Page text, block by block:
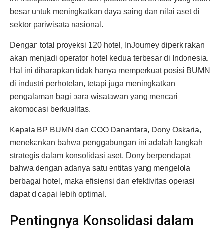
besar untuk meningkatkan daya saing dan nilai aset di
sektor pariwisata nasional.
Dengan total proyeksi 120 hotel, InJourney diperkirakan
akan menjadi operator hotel kedua terbesar di Indonesia.
Hal ini diharapkan tidak hanya memperkuat posisi BUMN
di industri perhotelan, tetapi juga meningkatkan
pengalaman bagi para wisatawan yang mencari
akomodasi berkualitas.
Kepala BP BUMN dan COO Danantara, Dony Oskaria,
menekankan bahwa penggabungan ini adalah langkah
strategis dalam konsolidasi aset. Dony berpendapat
bahwa dengan adanya satu entitas yang mengelola
berbagai hotel, maka efisiensi dan efektivitas operasi
dapat dicapai lebih optimal.
Pentingnya Konsolidasi dalam